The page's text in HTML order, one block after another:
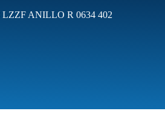
LZZF ANILLO R 0634 402